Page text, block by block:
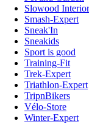
Slowood Interior
Smash-Expert
Sneak'In
Sneakids
Sport is good
Training-Fit
Trek-Expert
Triathlon-Expert
TripnBikers
Vélo-Store
Winter-Expert